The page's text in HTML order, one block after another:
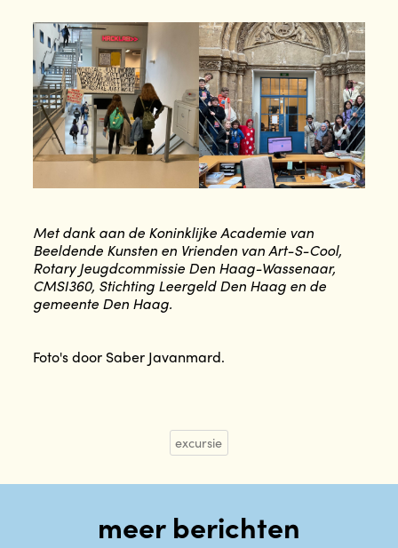
Met dank aan de Koninklijke Academie van
Beeldende Kunsten en Vrienden van Art-S-Cool,
Rotary Jeugdcommissie Den Haag-Wassenaar,
CMSI360, Stichting Leergeld Den Haag en de
gemeente Den Haag.
Foto's door Saber Javanmard.
excursie
meer berichten